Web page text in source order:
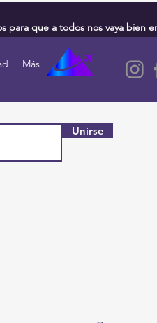
para que a todos nos vaya bien
Más
Unirse